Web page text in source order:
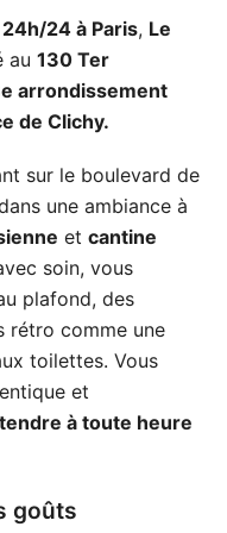
24 à Paris, Le
au 130 Ter
arrondissement
de Clichy.
sur le boulevard de
une ambiance à
et cantine
soin, vous
plafond, des
rétro comme une
toilettes. Vous
et
à toute heure
goûts